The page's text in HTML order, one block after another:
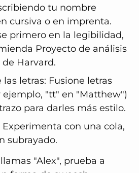
tu nombre
cursiva o en imprenta.
primero en la legibilidad,
Proyecto de análisis
Harvard.
letras: Fusione letras
ejemplo, "tt" en "Matthew")
para darles más estilo.
Experimenta con una cola,
subrayado.
"Alex", prueba a